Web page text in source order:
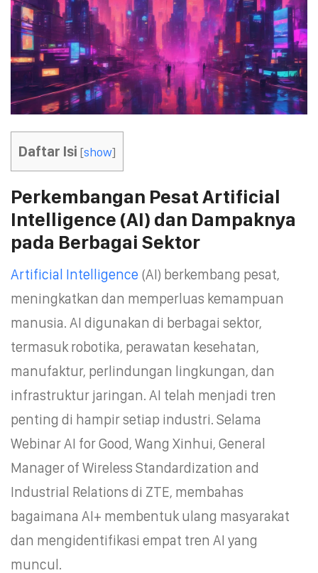
Daftar Isi [show]
Perkembangan Pesat Artificial
Intelligence (AI) dan Dampaknya
pada Berbagai Sektor
Artificial Intelligence (AI) berkembang pesat,
meningkatkan dan memperluas kemampuan
manusia. AI digunakan di berbagai sektor,
termasuk robotika, perawatan kesehatan,
manufaktur, perlindungan lingkungan, dan
infrastruktur jaringan. AI telah menjadi tren
penting di hampir setiap industri. Selama
Webinar AI for Good, Wang Xinhui, General
Manager of Wireless Standardization and
Industrial Relations di ZTE, membahas
bagaimana AI+ membentuk ulang masyarakat
dan mengidentifikasi empat tren AI yang
muncul.